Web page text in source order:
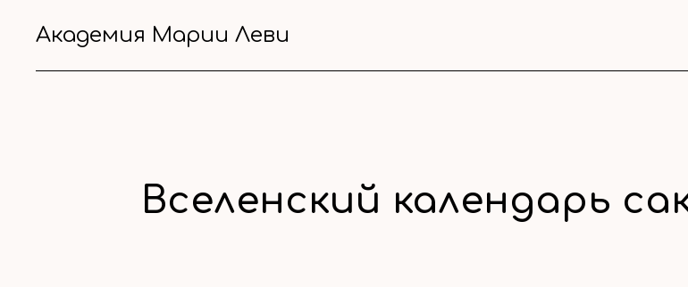
Академия Марии Леви
Вселенский календарь